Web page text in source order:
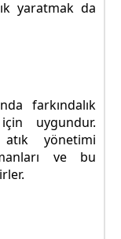
yaratmak da
farkındalık
uygundur.
yönetimi
ve bu